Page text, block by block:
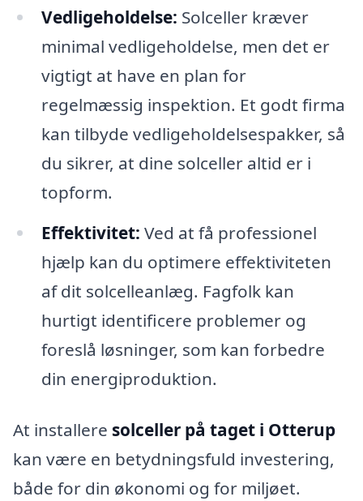
Vedligeholdelse: Solceller kræver
minimal vedligeholdelse, men det er
vigtigt at have en plan for
regelmæssig inspektion. Et godt firma
kan tilbyde vedligeholdelsespakker, så
du sikrer, at dine solceller altid er i
topform.
Effektivitet: Ved at få professionel
hjælp kan du optimere effektiviteten
af dit solcelleanlæg. Fagfolk kan
hurtigt identificere problemer og
foreslå løsninger, som kan forbedre
din energiproduktion.
At installere solceller på taget i Otterup
kan være en betydningsfuld investering,
både for din økonomi og for miljøet.